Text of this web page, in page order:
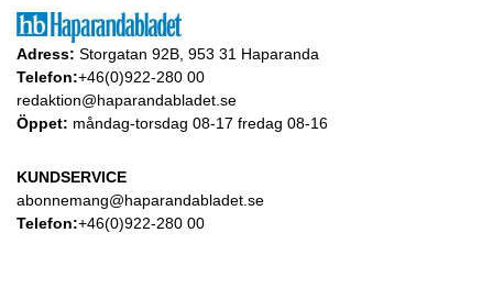
Adress: Storgatan 92B, 953 31 Haparanda
Telefon:+46(0)922-280 00
redaktion@haparandabladet.se
Öppet: måndag-torsdag 08-17 fredag 08-16
KUNDSERVICE
abonnemang@haparandabladet.se
Telefon:+46(0)922-280 00